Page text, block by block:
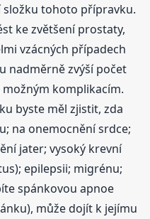
tohoto přípravku.
ke zvětšení prostaty,
vzácných případech
nadměrně zvýší počet
komplikacím.
byste měl zjistit, zda
na onemocnění srdce;
jater; vysoký krevní
epilepsii; migrénu;
spánkovou apnoe
může dojít k jejímu